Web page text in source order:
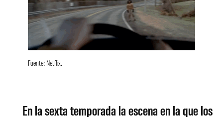
Fuente: Netflix.
En la sexta temporada la escena en la que los